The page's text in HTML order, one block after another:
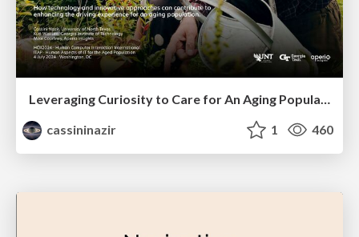
cassininazir
1 460